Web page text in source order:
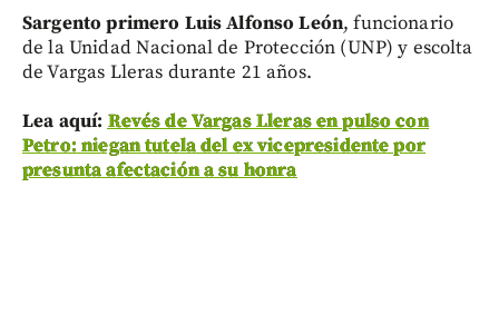
Sargento primero Luis Alfonso León, funcionario
de la Unidad Nacional de Protección (UNP) y escolta
de Vargas Lleras durante 21 años.
Lea aquí: Revés de Vargas Lleras en pulso con
Petro: niegan tutela del ex vicepresidente por
presunta afectación a su honra